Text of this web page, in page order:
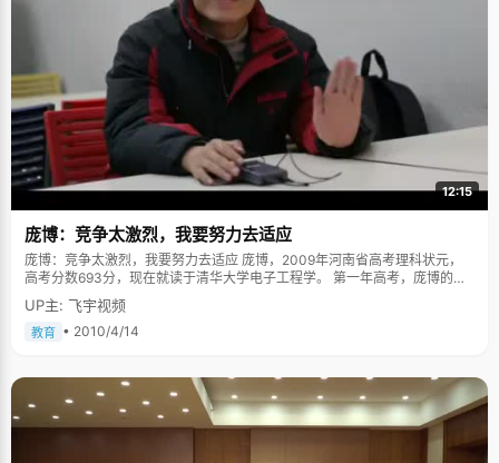
12:15
庞博：竞争太激烈，我要努力去适应
庞博：竞争太激烈，我要努力去适应 庞博，2009年河南省高考理科状元，
高考分数693分，现在就读于清华大学电子工程学。 第一年高考，庞博的目
标是北京科技大学，一向成绩优秀的他在临场发挥的时候犯下了自称为"脑
残"和"非脑残"的两个错误，这是90后的流行语，形容他两个错误最合适不
过："脑残"是指在考语文的时候，由于过分紧张的缘故，庞博犯下非常低级
科技大学，过分清晰的目标和理想，在压力的作用下，使心态紧张和患得患
失，考试失利也就不可避免了。 庞博是个开朗的大男生，笑容灿烂，真诚，
他推了推鼻梁上的丝边眼镜，有些欣慰的说，"幸好，高考给了我一次改变错
UP主: 飞宇视频
教育 • 2010/4/14